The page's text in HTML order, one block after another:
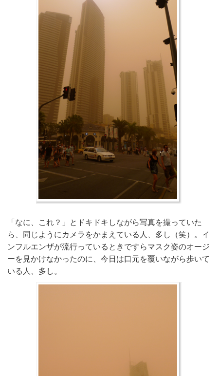
「なに、これ？」とドキドキしながら写真を撮っていた
ら、同じようにカメラをかまえている人、多し（笑）。イ
ンフルエンザが流行っているときですらマスク姿のオージ
ーを見かけなかったのに、今日は口元を覆いながら歩いて
いる人、多し。